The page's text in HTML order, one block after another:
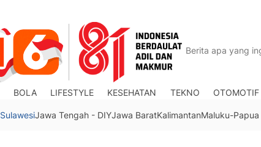
BOLA LIFESTYLE KESEHATAN TEKNO OTOMOTIF
SulawesiJawa Tengah - DIYJawa BaratKalimantanMaluku-Papua